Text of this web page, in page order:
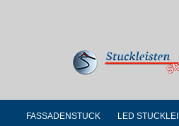
FASSADENSTUCK LED